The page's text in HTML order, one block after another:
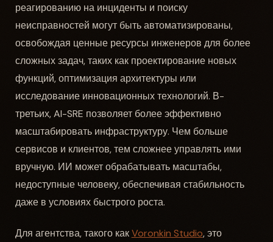
реагированию на инциденты и поиску
неисправностей могут быть автоматизированы,
освобождая ценные ресурсы инженеров для более
сложных задач, таких как проектирование новых
функций, оптимизация архитектуры или
исследование инновационных технологий. В-
третьих, AI-SRE позволяет более эффективно
масштабировать инфраструктуру. Чем больше
сервисов и клиентов, тем сложнее управлять ими
вручную. ИИ может обрабатывать масштабы,
недоступные человеку, обеспечивая стабильность
даже в условиях быстрого роста.
Для агентства, такого какVoronkin Studio, это